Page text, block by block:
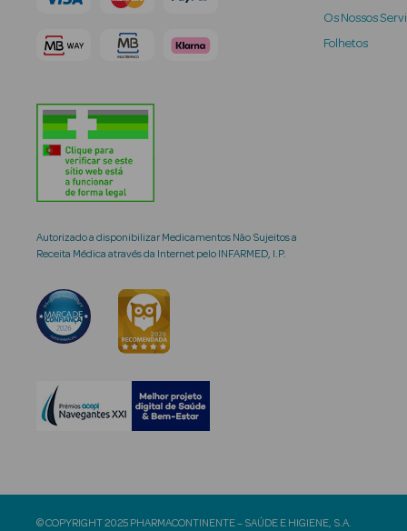
Autorizado a disponibilizar Medicamentos Não Sujeitos a
Receita Médica através da Internet pelo INFARMED, I.P.
Os Nossos
Folhetos
© COPYRIGHT 2025 PHARMACONTINENTE – SAÚDE E HIGIENE, S.A.